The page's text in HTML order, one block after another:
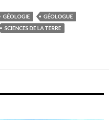
GÉOLOGIE
GÉOLOGUE
SCIENCES DE LA TERRE